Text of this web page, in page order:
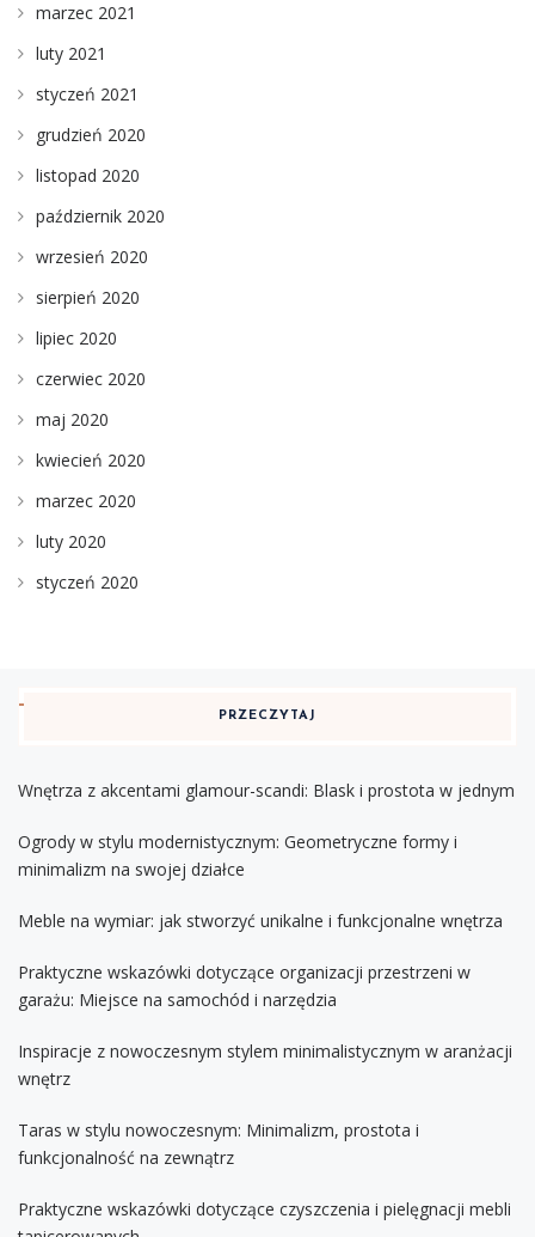
marzec 2021
luty 2021
styczeń 2021
grudzień 2020
listopad 2020
październik 2020
wrzesień 2020
sierpień 2020
lipiec 2020
czerwiec 2020
maj 2020
kwiecień 2020
marzec 2020
luty 2020
styczeń 2020
PRZECZYTAJ
Wnętrza z akcentami glamour-scandi: Blask i prostota w jednym
Ogrody w stylu modernistycznym: Geometryczne formy i
minimalizm na swojej działce
Meble na wymiar: jak stworzyć unikalne i funkcjonalne wnętrza
Praktyczne wskazówki dotyczące organizacji przestrzeni w
garażu: Miejsce na samochód i narzędzia
Inspiracje z nowoczesnym stylem minimalistycznym w aranżacji
wnętrz
Taras w stylu nowoczesnym: Minimalizm, prostota i
funkcjonalność na zewnątrz
Praktyczne wskazówki dotyczące czyszczenia i pielęgnacji mebli